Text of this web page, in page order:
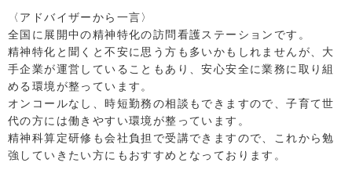
〈アドバイザーから一言〉
全国に展開中の精神特化の訪問看護ステーションです。
精神特化と聞くと不安に思う方も多いかもしれませんが、大
手企業が運営していることもあり、安心安全に業務に取り組
める環境が整っています。
オンコールなし、時短勤務の相談もできますので、子育て世
代の方には働きやすい環境が整っています。
精神科算定研修も会社負担で受講できますので、これから勉
強していきたい方にもおすすめとなっております。